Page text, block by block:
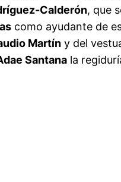
Calderón, que
como ayudante de
Martín y del
Santana la